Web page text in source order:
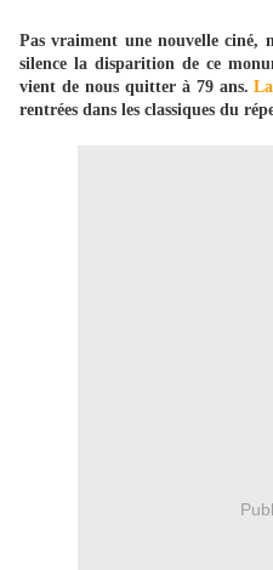
Pas vraiment une nouvelle ciné,
silence la disparition de ce
vient de nous quitter à 79 ans.
rentrées dans les classiques du